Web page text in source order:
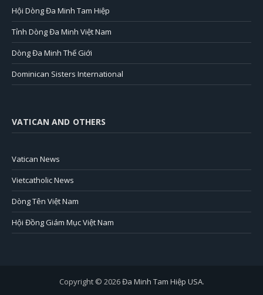
Hội Dòng Đa Minh Tam Hiệp
Tỉnh Dòng Đa Minh Việt Nam
Dòng Đa Minh Thế Giới
Dominican Sisters International
VATICAN AND OTHERS
Vatican News
Vietcatholic News
Dòng Tên Việt Nam
Hội Đồng Giám Mục Việt Nam
Copyright © 2026Đa Minh Tam Hiệp USA.